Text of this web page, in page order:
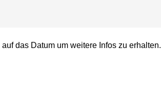
das Datum um weitere Infos zu erhalten.